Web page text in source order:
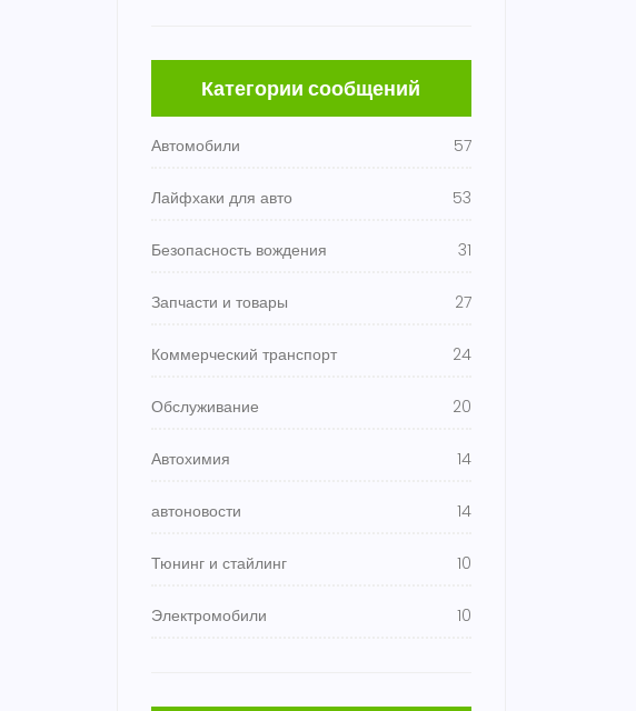
Категории сообщений
Автомобили 57
Лайфхаки для авто 53
Безопасность вождения 31
Запчасти и товары 27
Коммерческий транспорт 24
Обслуживание 20
Автохимия 14
автоновости 14
Тюнинг и стайлинг 10
Электромобили 10